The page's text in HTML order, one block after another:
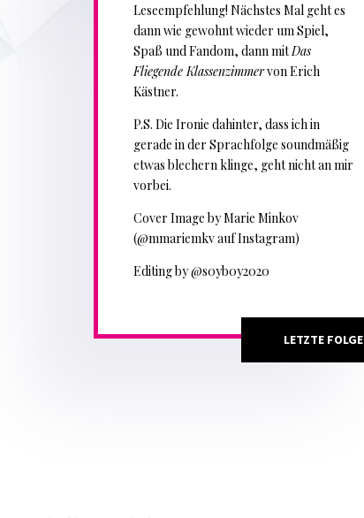
Leseempfehlung! Nächstes Mal geht es
dann wie gewohnt wieder um Spiel,
Spaß und Fandom, dann mitDas
Fliegende Klassenzimmervon Erich
Kästner.
P.S. Die Ironie dahinter, dass ich in
gerade in der Sprachfolge soundmäßig
etwas blechern klinge, geht nicht an mir
vorbei.
Cover Image by Marie Minkov
(@mmariemkv auf Instagram)
Editing by @s0yb0y2020
LETZTE FOLGE